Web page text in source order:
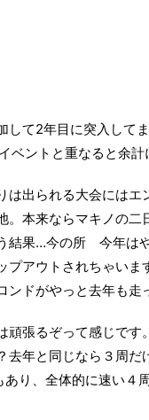
して2年目に突入して
ベントと重なると余計
は出られる大会には
本来ならマキノの二
結果…今の所 今年は
プアウトされちゃい
ドがやっと去年も走
頑張るぞって感じで
去年と同じなら３周
り、全体的に速い４